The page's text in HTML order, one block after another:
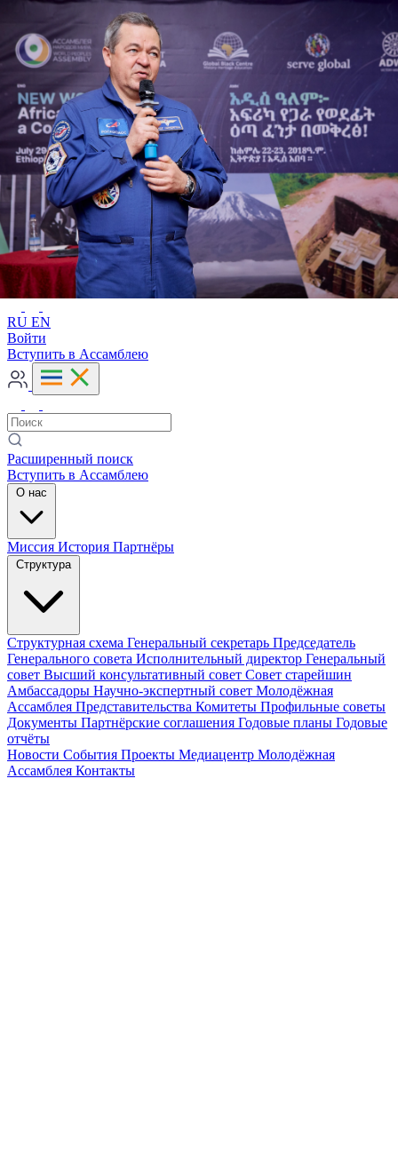
Расширенный поиск
RU EN
RU EN
Войти
Вступить в Ассамблею
Расширенный поиск
Вступить в Ассамблею
О нас
Миссия История Партнёры
Структура
Структурная схема Генеральный секретарь Председатель
Генерального совета Исполнительный директор Генеральный
совет Высший консультативный совет Совет старейшин
Амбассадоры Научно-экспертный совет Молодёжная
Ассамблея Представительства Комитеты Профильные советы
Документы Партнёрские соглашения Годовые планы Годовые
отчёты
Новости События Проекты Медиацентр Молодёжная
Ассамблея Контакты